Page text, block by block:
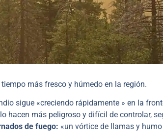
más fresco y húmedo en la región.
sigue «creciendo rápidamente » en la
hacen más peligroso y difícil de controlar,
de fuego: «un vórtice de llamas y